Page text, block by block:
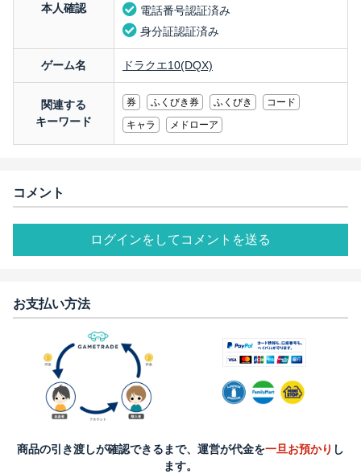
本人確認
電話番号認証済み
身分証認証済み
ゲーム名 ドラクエ10(DQX)
関連する
キーワード
券 ふくびき券 ふくびき
コード
キャラ
メドローア
コメント
ログインをしてコメントを送る
お支払い方法
商品の引き渡しが確認できるまで、運営が代金を一旦お預かり し
ます。